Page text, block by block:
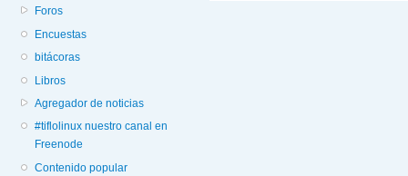
Foros
Encuestas
bitácoras
Libros
Agregador de noticias
#tiflolinux nuestro canal en
Freenode
Contenido popular